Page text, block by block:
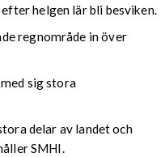
helgen lär bli besviken.
regnområde in över
sig stora
delar av landet och
SMHI.